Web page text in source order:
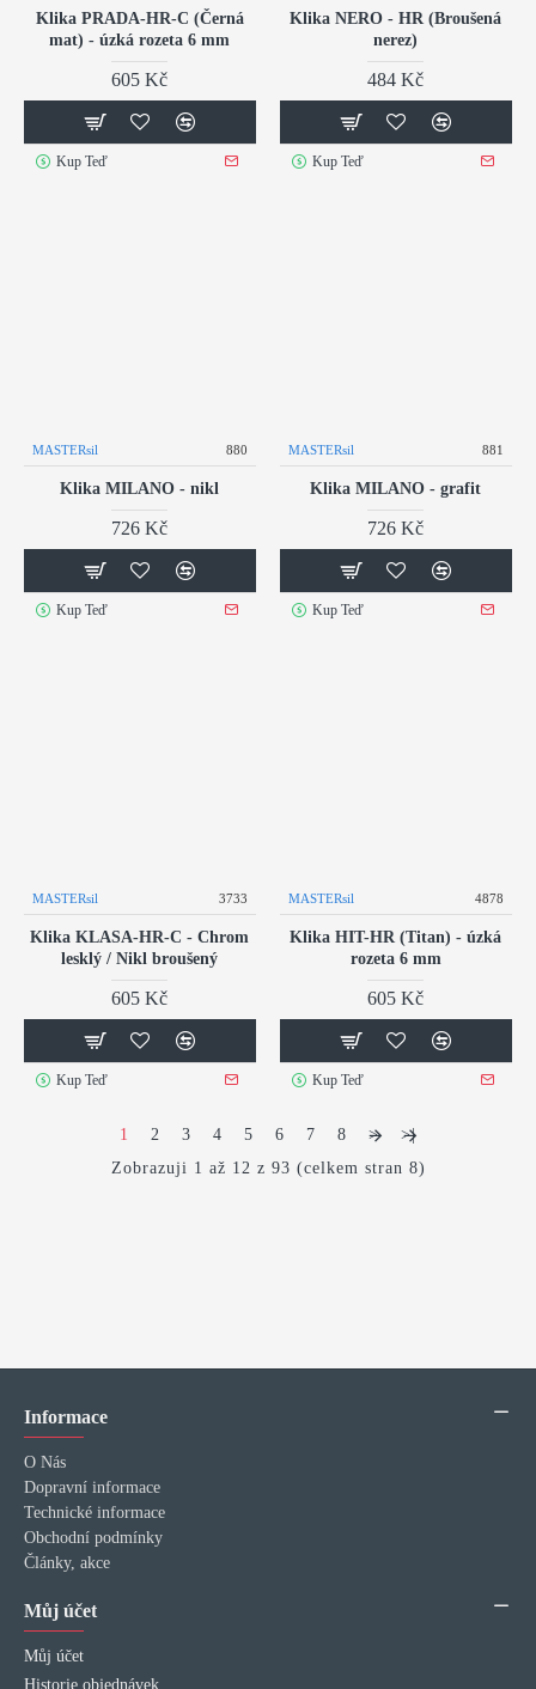
Klika PRADA-HR-C (Černá
mat) - úzká rozeta 6 mm
605 Kč
Kup Teď
Klika NERO - HR (Broušená
nerez)
484 Kč
Kup Teď
MASTERsil 880
Klika MILANO - nikl
726 Kč
Kup Teď
MASTERsil 881
Klika MILANO - grafit
726 Kč
Kup Teď
MASTERsil 3733
Klika KLASA-HR-C - Chrom
lesklý / Nikl broušený
605 Kč
Kup Teď
MASTERsil 4878
Klika HIT-HR (Titan) - úzká
rozeta 6 mm
605 Kč
Kup Teď
1 2 3 4 5 6 7 8 >
>|
Zobrazuji 1 až 12 z 93 (celkem stran 8)
Informace
O Nás
Dopravní informace
Technické informace
Obchodní podmínky
Články, akce
Můj účet
Můj účet
Historie objednávek